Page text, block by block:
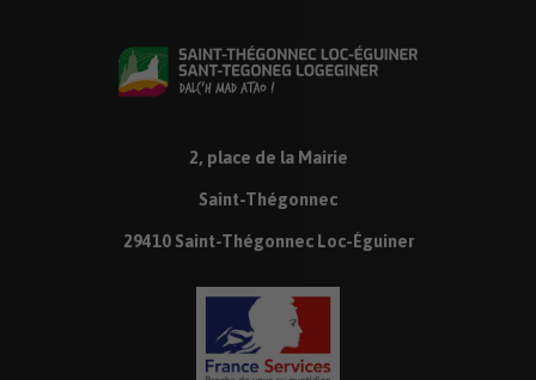
2, place de la Mairie
Saint-Thégonnec
29410 Saint-Thégonnec Loc-Éguiner